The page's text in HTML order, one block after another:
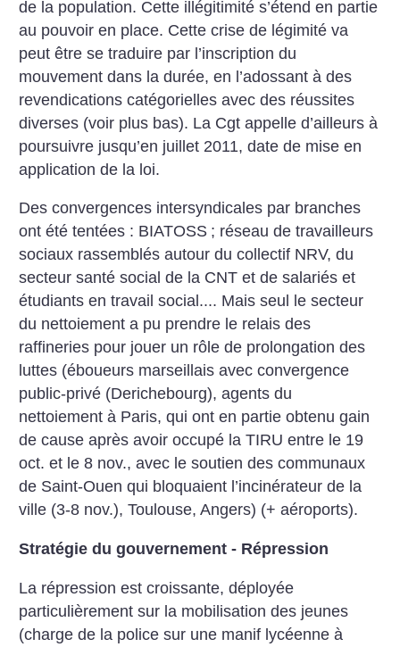
de la population. Cette illégitimité s’étend en partie
au pouvoir en place. Cette crise de légimité va
peut être se traduire par l’inscription du
mouvement dans la durée, en l’adossant à des
revendications catégorielles avec des réussites
diverses (voir plus bas). La Cgt appelle d’ailleurs à
poursuivre jusqu’en juillet 2011, date de mise en
application de la loi.
Des convergences intersyndicales par branches
ont été tentées : BIATOSS ; réseau de travailleurs
sociaux rassemblés autour du collectif NRV, du
secteur santé social de la CNT et de salariés et
étudiants en travail social.... Mais seul le secteur
du nettoiement a pu prendre le relais des
raffineries pour jouer un rôle de prolongation des
luttes (éboueurs marseillais avec convergence
public-privé (Derichebourg), agents du
nettoiement à Paris, qui ont en partie obtenu gain
de cause après avoir occupé la TIRU entre le 19
oct. et le 8 nov., avec le soutien des communaux
de Saint-Ouen qui bloquaient l’incinérateur de la
ville (3-8 nov.), Toulouse, Angers) (+ aéroports).
Stratégie du gouvernement - Répression
La répression est croissante, déployée
particulièrement sur la mobilisation des jeunes
(charge de la police sur une manif lycéenne à